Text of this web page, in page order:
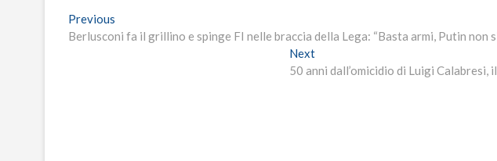
Navigazione
articoli
Previous
post:
Berlusconi fa il grillino e spinge FI nelle braccia della Lega: “Basta armi, Putin non
NextNext
post:
50 anni dall’omicidio di Luigi